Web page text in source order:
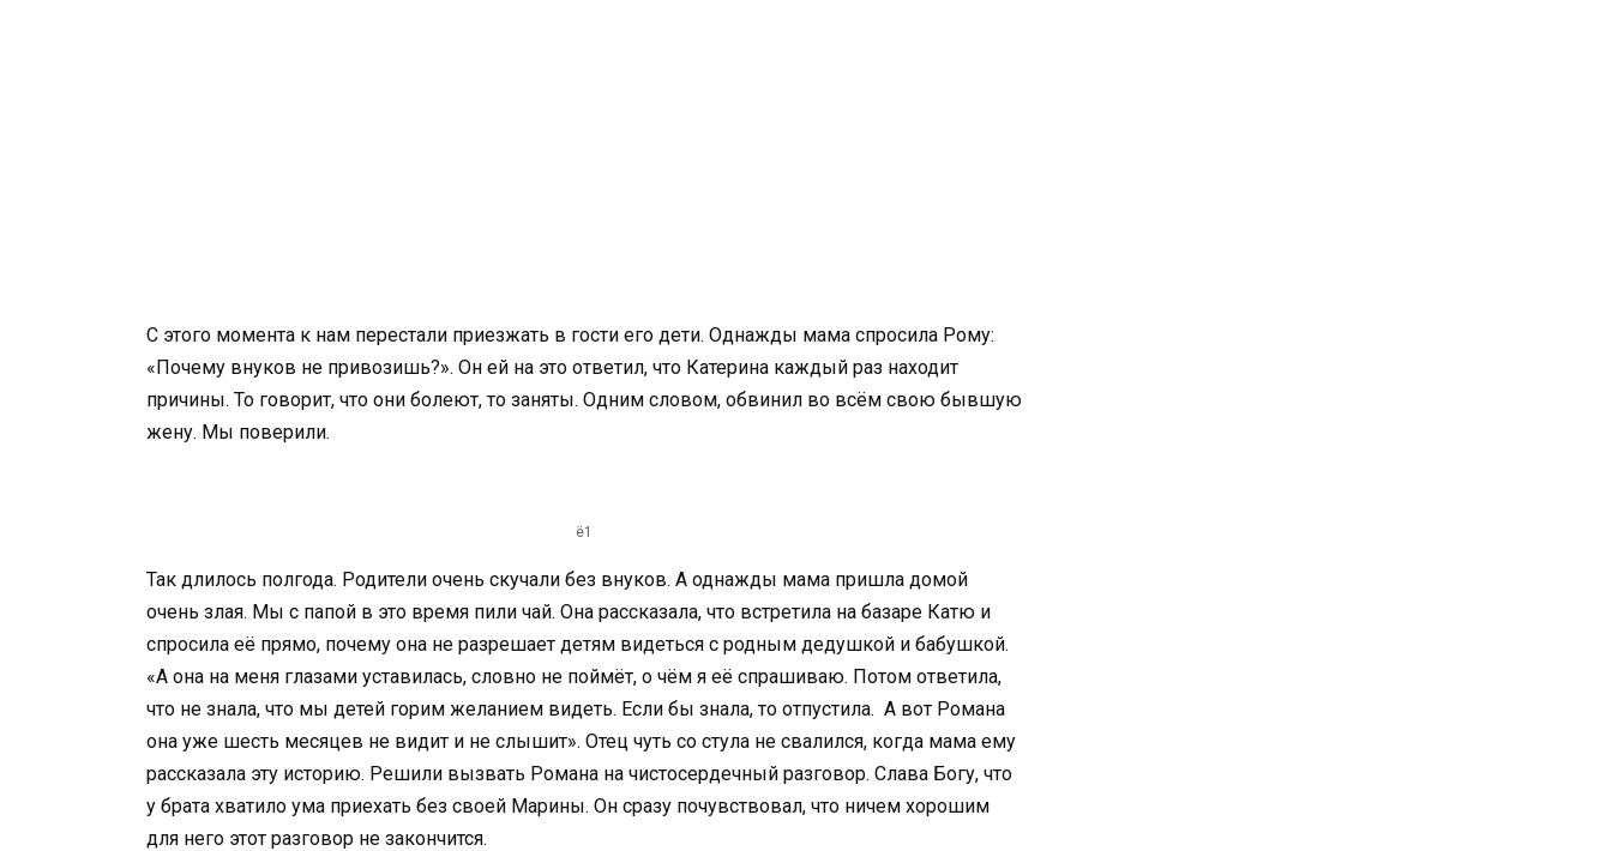
С этого момента к нам перестали приезжать в гости его дети. Однажды мама спросила Рому:
«Почему внуков не привозишь?». Он ей на это ответил, что Катерина каждый раз находит
причины. То говорит, что они болеют, то заняты. Одним словом, обвинил во всём свою бывшую
жену. Мы поверили.
ё1
Так длилось полгода. Родители очень скучали без внуков. А однажды мама пришла домой
очень злая. Мы с папой в это время пили чай. Она рассказала, что встретила на базаре Катю и
спросила её прямо, почему она не разрешает детям видеться с родным дедушкой и бабушкой.
«А она на меня глазами уставилась, словно не поймёт, о чём я её спрашиваю. Потом ответила,
что не знала, что мы детей горим желанием видеть. Если бы знала, то отпустила. А вот Романа
она уже шесть месяцев не видит и не слышит». Отец чуть со стула не свалился, когда мама ему
рассказала эту историю. Решили вызвать Романа на чистосердечный разговор. Слава Богу, что
у брата хватило ума приехать без своей Марины. Он сразу почувствовал, что ничем хорошим
для него этот разговор не закончится.